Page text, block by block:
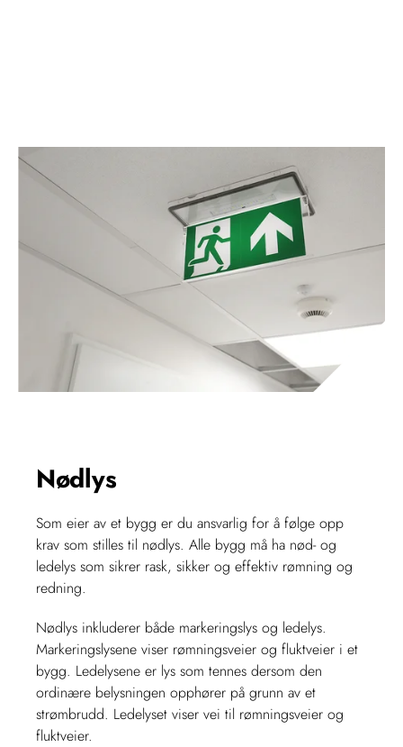
Nødlys
Som eier av et bygg er du ansvarlig for å følge opp
krav som stilles til nødlys. Alle bygg må ha nød- og
ledelys som sikrer rask, sikker og effektiv rømning og
redning.
Nødlys inkluderer både markeringslys og ledelys.
Markeringslysene viser rømningsveier og fluktveier i et
bygg. Ledelysene er lys som tennes dersom den
ordinære belysningen opphører på grunn av et
strømbrudd. Ledelyset viser vei til rømningsveier og
fluktveier.